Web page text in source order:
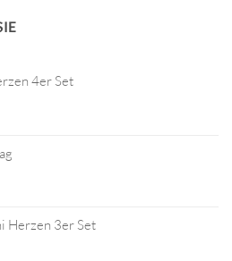
4er Set
Herzen 3er Set